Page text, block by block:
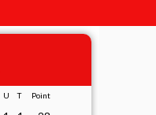
U T Point